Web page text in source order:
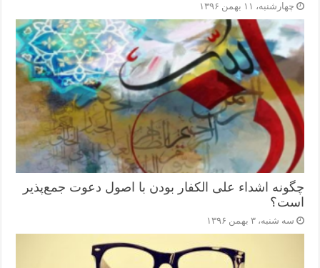
چهارشنبه، ۱۱ بهمن ۱۳۹۶
چگونه اشداء علی الکفار بودن با اصول دعوت جمع‌پذیر
است؟
سه شنبه، ۳ بهمن ۱۳۹۶